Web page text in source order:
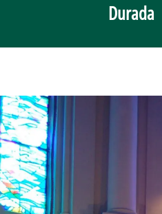
Durada